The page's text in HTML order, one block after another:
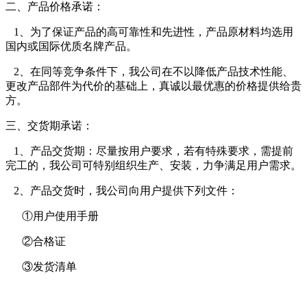
二、产品价格承诺：
1、为了保证产品的高可靠性和先进性，产品原材料均选用
国内或国际优质名牌产品。
2、在同等竞争条件下，我公司在不以降低产品技术性能、
更改产品部件为代价的基础上，真诚以最优惠的价格提供给贵
方。
三、交货期承诺：
1、产品交货期：尽量按用户要求，若有特殊要求，需提前
完工的，我公司可特别组织生产、安装，力争满足用户需求。
2、产品交货时，我公司向用户提供下列文件：
①用户使用手册
②合格证
③发货清单